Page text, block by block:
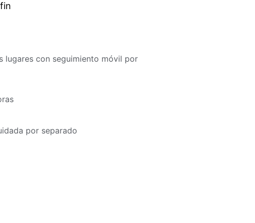
lugares con seguimiento móvil por
por separado